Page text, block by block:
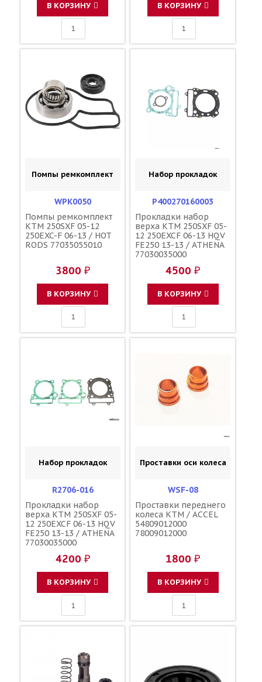
В КОРЗИНУ В КОРЗИНУ
Помпы ремкомплект
WPK0050
Помпы ремкомплект
KTM 250SXF 05-12
250EXC-F 06-13 / HOT
RODS 77035055010
3800 ₽
В КОРЗИНУ
Набор прокладок
P400270160003
Прокладки набор
верха KTM 250SXF 05-
12 250EXCF 06-13 HQV
FE250 13-13 / ATHENA
77030035000
77030036000
4500 ₽
В КОРЗИНУ
Набор прокладок
R2706-016
Прокладки набор
верха KTM 250SXF 05-
12 250EXCF 06-13 HQV
FE250 13-13 / ATHENA
77030035000
77030036000
4200 ₽
В КОРЗИНУ
Проставки оси колеса
WSF-08
Проставки переднего
колеса KTM / ACCEL
54809012000
78009012000
1800 ₽
В КОРЗИНУ